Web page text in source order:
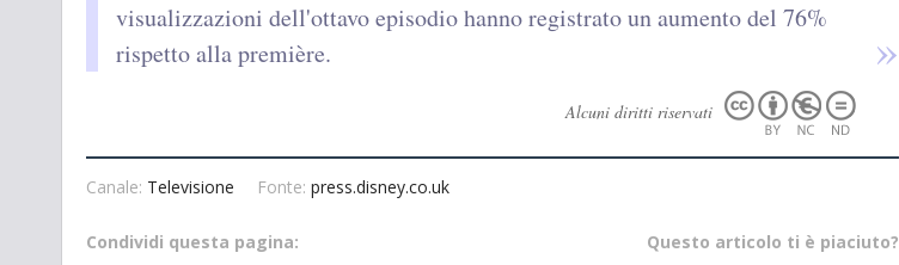
visualizzazioni dell'ottavo episodio hanno registrato un aumento del 76%
rispetto alla première.
Alcuni diritti riservati
Canale: Televisione Fonte: press.disney.co.uk
Questo articolo ti è piaciuto?
Condividi questa pagina: